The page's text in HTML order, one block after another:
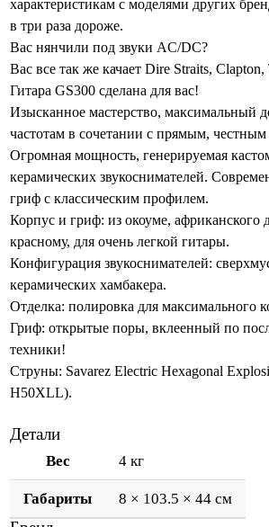
характеристикам с моделями других
в три раза дороже.
Вас нянчили под звуки AC/DC?
Вас все так же качает Dire Straits, Clapton,
Гитара GS300 сделана для вас!
Изысканное мастерство, максимальный
частотам в сочетании с прямым, честным
Огромная мощность, генерируемая
керамических звукоснимателей.
гриф с классическим профилем.
Корпус и гриф: из окоуме, африканского
красному, для очень легкой гитары.
Конфигурация звукоснимателей:
керамических хамбакера.
Отделка: полировка для максимального
Гриф: открытые поры, вклеенный по
техники!
Струны: Savarez Electric Hexagonal
H50XLL).
Детали
Вес 4 кг
Габариты 8 × 103.5 × 44 см